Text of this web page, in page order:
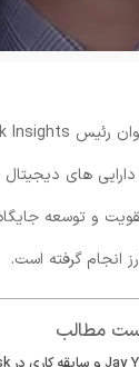
انجام گرفته است.
مطالب